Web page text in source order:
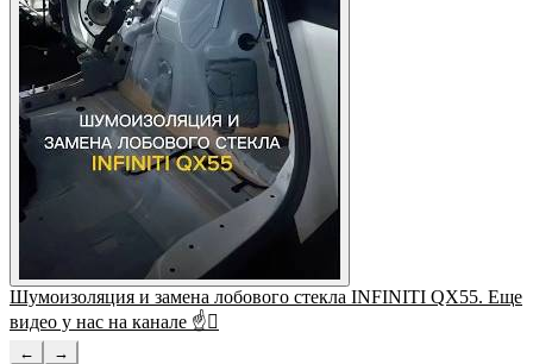
Шумоизоляция и замена лобового стекла INFINITI QX55. Еще
видео у нас на канале ☝
← →